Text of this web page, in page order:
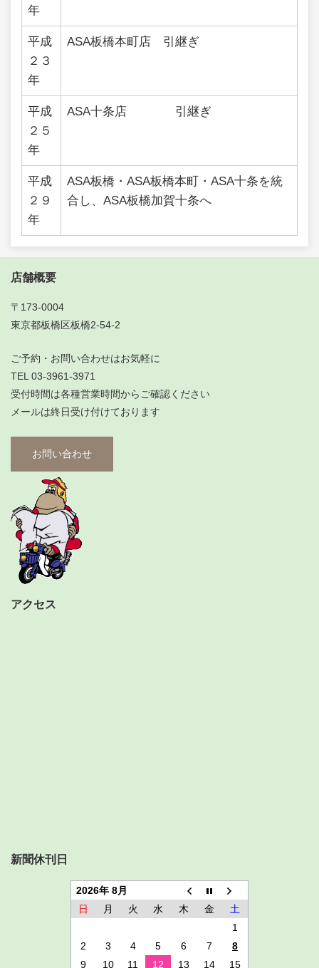
年
平成
２３
年
ASA板橋本町店 引継ぎ
平成
２５
年
ASA十条店 引継ぎ
平成
２９
年
ASA板橋・ASA板橋本町・ASA十条を統
合し、ASA板橋加賀十条へ
店舗概要
〒173-0004
東京都板橋区板橋2-54-2
ご予約・お問い合わせはお気軽に
TEL 03-3961-3971
受付時間は各種営業時間からご確認ください
メールは終日受け付けております
お問い合わせ
アクセス
新聞休刊日
2026年 8月
日
月 火 水 木 金
土
1
2
3 4 5 6 7
8
9
10 11 12 13 14 15